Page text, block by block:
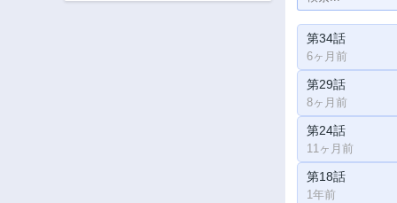
第34話
6ヶ月前
第29話
8ヶ月前
第24話
11ヶ月前
第18話
1年前